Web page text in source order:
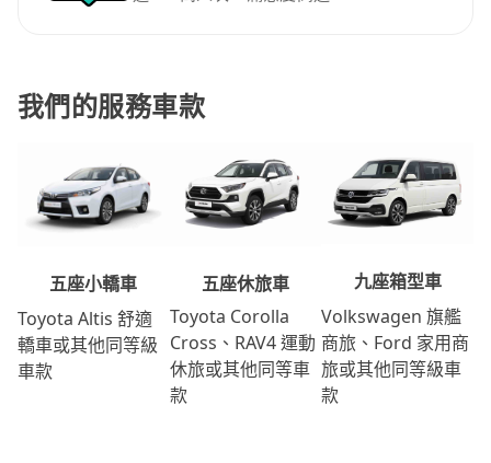
我們的服務車款
五座小轎車
Toyota Altis 舒適
轎車或其他同等級
車款
五座休旅車
Toyota Corolla
Cross、RAV4 運動
休旅或其他同等車
款
九座箱型車
Volkswagen 旗艦
商旅、Ford 家用商
旅或其他同等級車
款